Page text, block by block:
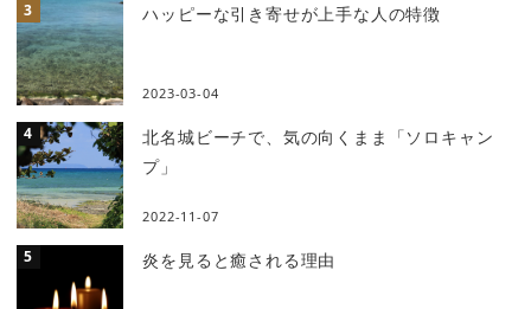
ハッピーな引き寄せが上手な人の特徴
2023-03-04
北名城ビーチで、気の向くまま「ソロキャン
プ」
2022-11-07
炎を見ると癒される理由